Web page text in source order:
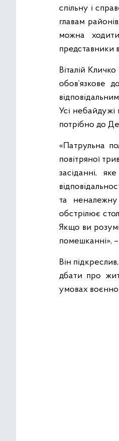
спільну і
главам
можна
представники
Віталій
обов’язкове
Усі небайдужі
потрібно до
«Патрульна
повітряної
засіданні,
та
обстрілює
Якщо ви
помешканні», –
Він
дбати про
умовах